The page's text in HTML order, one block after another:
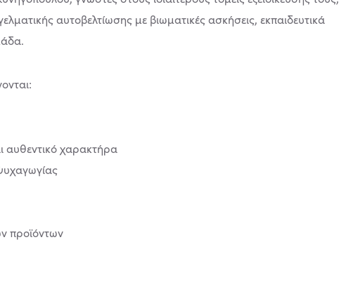
αυτοβελτίωσης με βιωματικές ασκήσεις, εκπαιδευτικά
αυθεντικό χαρακτήρα
προϊόντων